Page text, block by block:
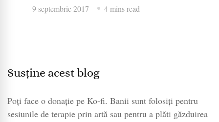
9 septembrie 2017 4 mins read
Susține acest blog
Poți face o donație pe Ko-fi. Banii sunt folosiți pentru
sesiunile de terapie prin artă sau pentru a plăti găzduirea